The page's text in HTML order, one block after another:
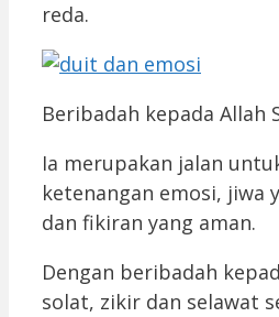
reda.
Beribadah kepada Allah
Ia merupakan jalan
ketenangan emosi, jiwa
dan fikiran yang aman.
Dengan beribadah
solat, zikir dan selawat